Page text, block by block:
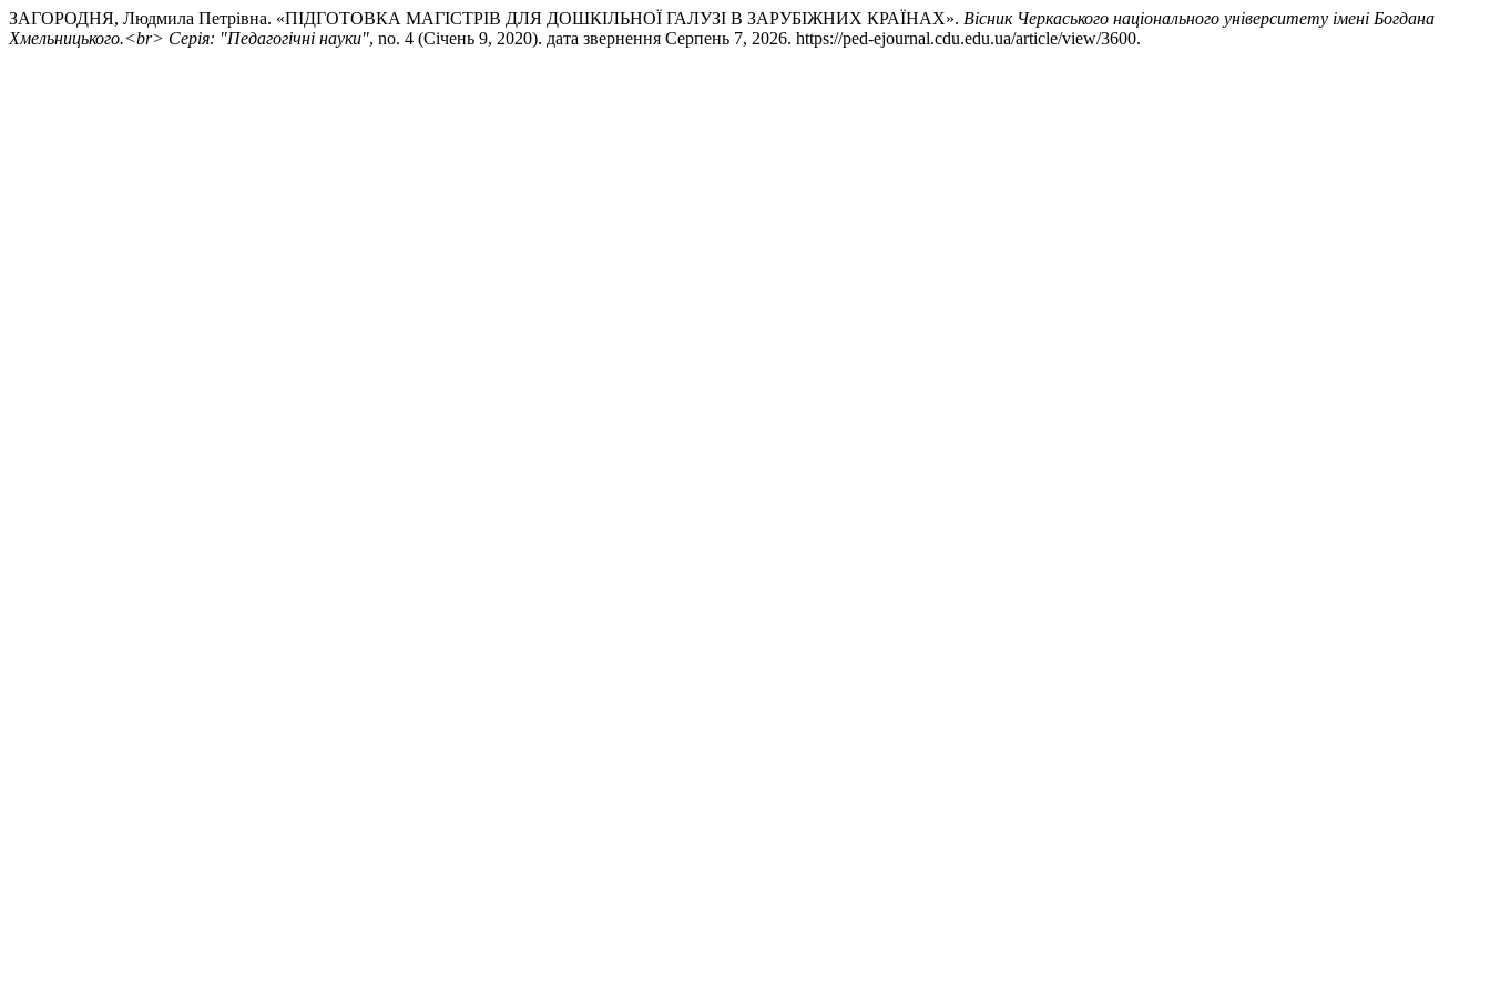
ЗАГОРОДНЯ, Людмила Петрівна. «ПІДГОТОВКА МАГІСТРІВ ДЛЯ ДОШКІЛЬНОЇ ГАЛУЗІ В ЗАРУБІЖНИХ КРАЇНАХ». Вісник Черкаського національного університету імені Богдана
Хмельницького.<br> Серія: "Педагогічні науки", no. 4 (Січень 9, 2020). дата звернення Серпень 7, 2026. https://ped-ejournal.cdu.edu.ua/article/view/3600.